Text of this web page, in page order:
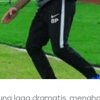
laga dramatis,